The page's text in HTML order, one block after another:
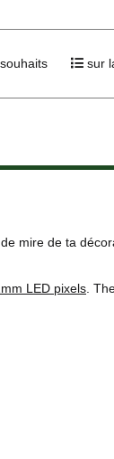
sur
mire de ta
LED pixels .